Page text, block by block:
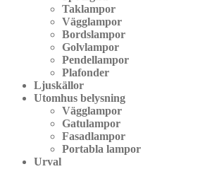
Taklampor
Vägglampor
Bordslampor
Golvlampor
Pendellampor
Plafonder
Ljuskällor
Utomhus belysning
Vägglampor
Gatulampor
Fasadlampor
Portabla lampor
Urval